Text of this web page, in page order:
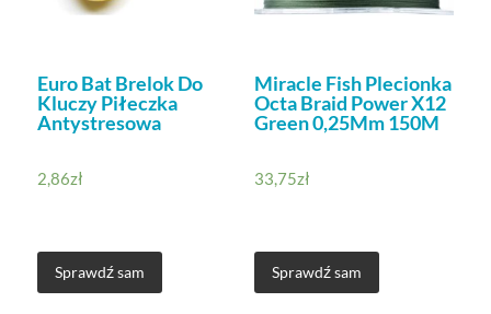
Euro Bat Brelok Do
Kluczy Piłeczka
Antystresowa
2,86zł
Sprawdź sam
Miracle Fish Plecionka
Octa Braid Power X12
Green 0,25Mm 150M
33,75zł
Sprawdź sam